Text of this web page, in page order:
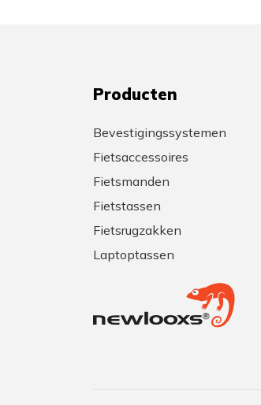
Producten
Bevestigingssystemen
Fietsaccessoires
Fietsmanden
Fietstassen
Fietsrugzakken
Laptoptassen